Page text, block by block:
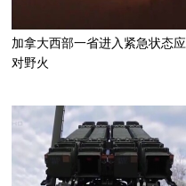
加拿大西部一省进入紧急状态应
对野火